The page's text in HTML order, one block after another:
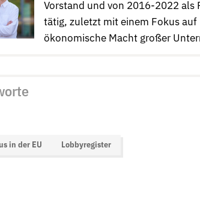
Vorstand und von 2016-2022 als
tätig, zuletzt mit einem Fokus
ökonomische Macht großer
in der EU Lobbyregister